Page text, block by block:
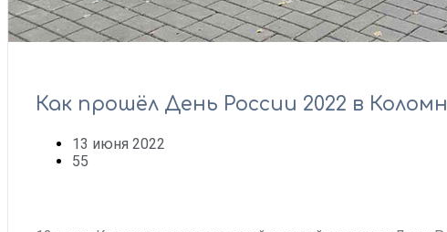
Как прошёл День России 2022 в
13 июня 2022
55